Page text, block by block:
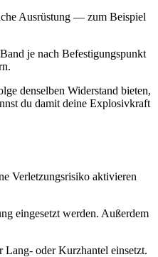
Ausrüstung — zum Beispiel
je nach Befestigungspunkt
denselben Widerstand bieten,
du damit deine Explosivkraft
Verletzungsrisiko aktivieren
eingesetzt werden. Außerdem
Lang- oder Kurzhantel einsetzt.